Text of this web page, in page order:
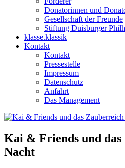
Donatorinnen und
Gesellschaft der Freunde
Stiftung Duisburger
klasse.klassik
Kontakt
Kontakt
Pressestelle
Impressum
Datenschutz
Anfahrt
Das Management
Kai & Friends und
Nacht